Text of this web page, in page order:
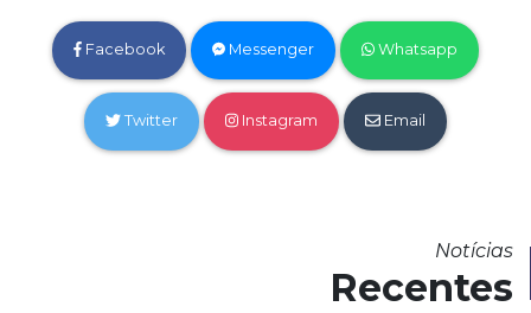
Facebook Messenger Whatsapp
Twitter Instagram Email
Notícias
Recentes